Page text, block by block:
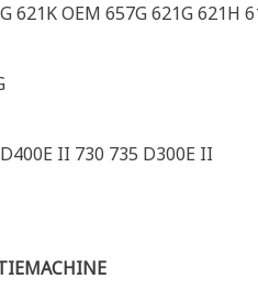
621K OEM 657G 621G 621H
II 730 735 D300E II